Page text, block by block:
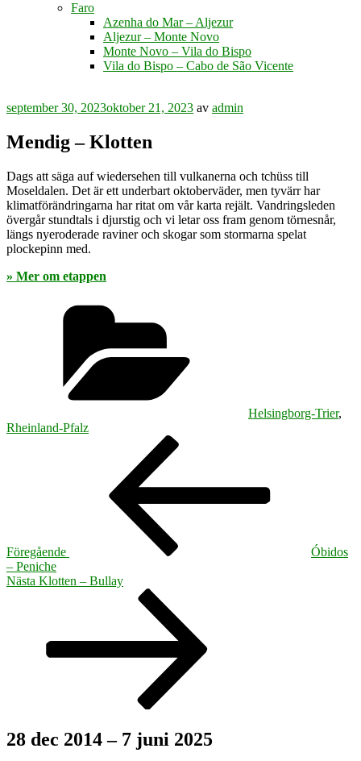
Faro
Azenha do Mar – Aljezur
Aljezur – Monte Novo
Monte Novo – Vila do Bispo
Vila do Bispo – Cabo de São Vicente
Publicerat
september 30, 2023oktober 21, 2023 av admin
Mendig – Klotten
Dags att säga auf wiedersehen till vulkanerna och tchüss till
Moseldalen. Det är ett underbart oktoberväder, men tyvärr har
klimatförändringarna har ritat om vår karta rejält. Vandringsleden
övergår stundtals i djurstig och vi letar oss fram genom törnesnår,
längs nyeroderade raviner och skogar som stormarna spelat
plockepinn med.
» Mer om etappen
Helsingborg-Trier,
Rheinland-Pfalz
Inläggsnavigering
Föregående
Óbidos
– Peniche
Nästa
Nästa Klotten – Bullay
28 dec 2014 – 7 juni 2025